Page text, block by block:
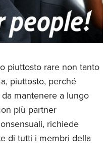
piuttosto rare non tanto
piuttosto, perché
mantenere a lungo
più partner
richiede
di tutti i membri della